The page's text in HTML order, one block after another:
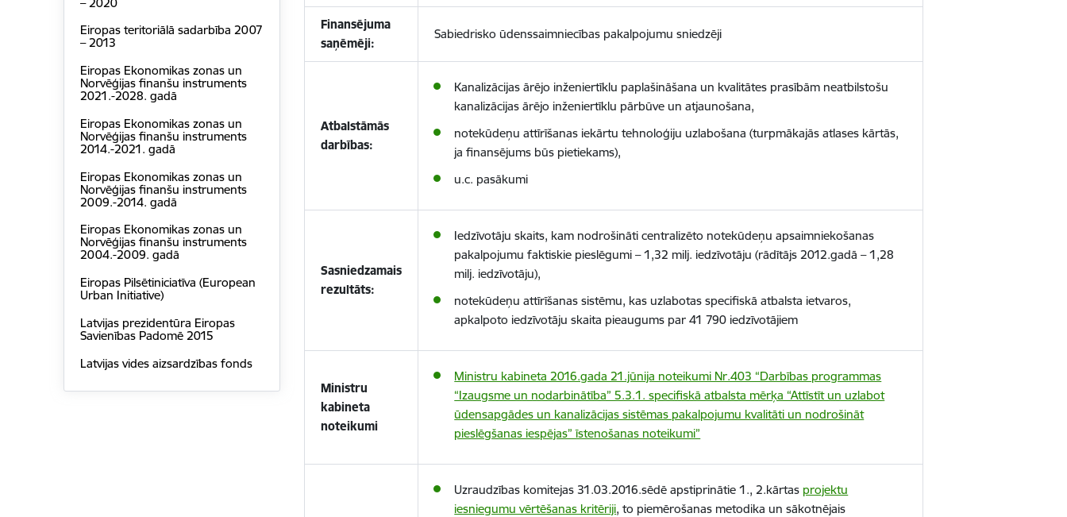
Eiropas teritoriālā sadarbība 2007
– 2013
Eiropas Ekonomikas zonas un
Norvēģijas finanšu instruments
2021.-2028. gadā
Eiropas Ekonomikas zonas un
Norvēģijas finanšu instruments
2014.-2021. gadā
Eiropas Ekonomikas zonas un
Norvēģijas finanšu instruments
2009.-2014. gadā
Eiropas Ekonomikas zonas un
Norvēģijas finanšu instruments
2004.-2009. gadā
Eiropas Pilsētiniciatīva (European
Urban Initiative)
Latvijas prezidentūra Eiropas
Savienības Padomē 2015
Latvijas vides aizsardzības fonds
Finansējuma
saņēmēji:
Sabiedrisko ūdenssaimniecības pakalpojumu sniedzēji
Atbalstāmās
darbības:
Kanalizācijas ārējo inženiertīklu paplašināšana un kvalitātes prasībām neatbilstošu
kanalizācijas ārējo inženiertīklu pārbūve un atjaunošana,
notekūdeņu attīrīšanas iekārtu tehnoloģiju uzlabošana (turpmākajās atlases kārtās,
ja finansējums būs pietiekams),
u.c. pasākumi
Sasniedzamais
rezultāts:
Iedzīvotāju skaits, kam nodrošināti centralizēto notekūdeņu apsaimniekošanas
pakalpojumu faktiskie pieslēgumi – 1,32 milj. iedzīvotāju (rādītājs 2012.gadā – 1,28
milj. iedzīvotāju),
notekūdeņu attīrīšanas sistēmu, kas uzlabotas specifiskā atbalsta ietvaros,
apkalpoto iedzīvotāju skaita pieaugums par 41 790 iedzīvotājiem
Ministru
kabineta
noteikumi
Ministru kabineta 2016.gada 21.jūnija noteikumi Nr.403 “Darbības programmas
“Izaugsme un nodarbinātība” 5.3.1. specifiskā atbalsta mērķa “Attīstīt un uzlabot
ūdensapgādes un kanalizācijas sistēmas pakalpojumu kvalitāti un nodrošināt
pieslēgšanas iespējas” īstenošanas noteikumi”
Uzraudzības komitejas 31.03.2016.sēdē apstiprinātie 1., 2.kārtas projektu
iesniegumu vērtēšanas kritēriji, to piemērošanas metodika un sākotnējais